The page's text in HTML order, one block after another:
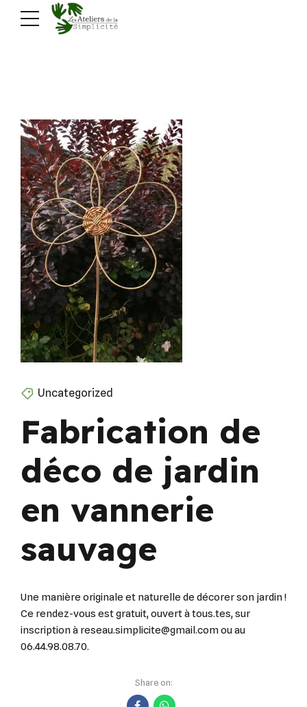
Uncategorized
Fabrication de
déco de jardin
en vannerie
sauvage
Une manière originale et naturelle de décorer son jardin !
Ce rendez-vous est gratuit, ouvert à tous.tes, sur
inscription à reseau.simplicite@gmail.com ou au
06.44.98.08.70.
Share on: